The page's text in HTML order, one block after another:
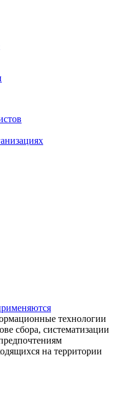
технологии
сбора, систематизации
на территории